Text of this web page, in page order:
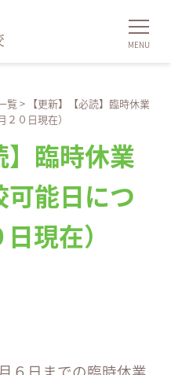
覧> 【更新】【必読】臨時休業
０日現在）
】臨時休業
能日につ
現在）
６日までの臨時休業